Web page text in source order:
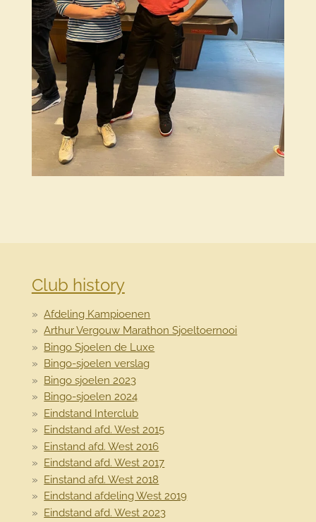
Club history
Afdeling Kampioenen
Arthur Vergouw Marathon Sjoeltoernooi
Bingo Sjoelen de Luxe
Bingo-sjoelen verslag
Bingo sjoelen 2023
Bingo-sjoelen 2024
Eindstand Interclub
Eindstand afd. West 2015
Einstand afd. West 2016
Eindstand afd. West 2017
Einstand afd. West 2018
Eindstand afdeling West 2019
Eindstand afd. West 2023